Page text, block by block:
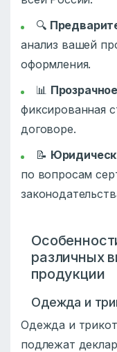
🔍
анализ вашей
оформления.
📊
фиксированная
договоре.
📝
по вопросам
различных
продукции
Одежда и
Одежда и
подлежат